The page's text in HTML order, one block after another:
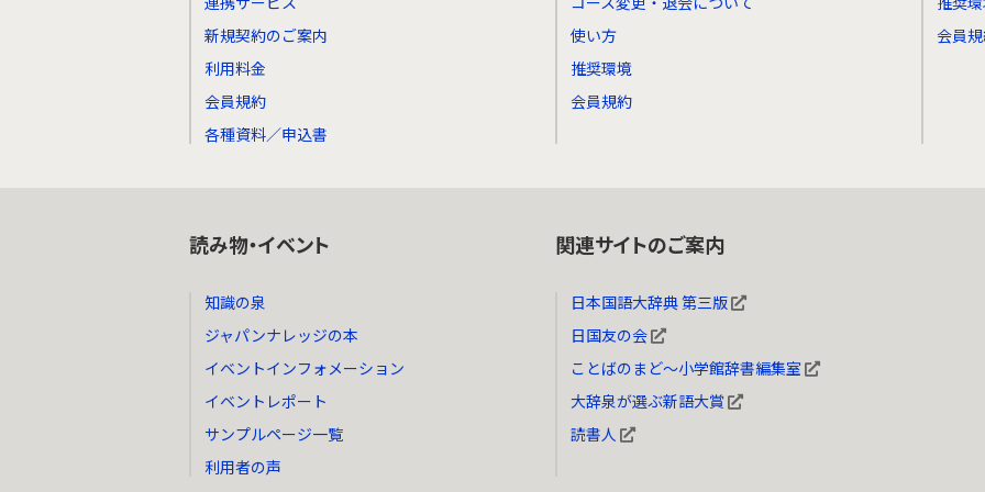
新規契約のご案内
利用料金
会員規約
各種資料／申込書
使い方
推奨環境
会員規約
会員
読み物・イベント
知識の泉
ジャパンナレッジの本
イベントインフォメーション
イベントレポート
サンプルページ一覧
利用者の声
関連サイトのご案内
日本国語大辞典 第三版
日国友の会
ことばのまど～小学館辞書編集室
大辞泉が選ぶ新語大賞
読書人